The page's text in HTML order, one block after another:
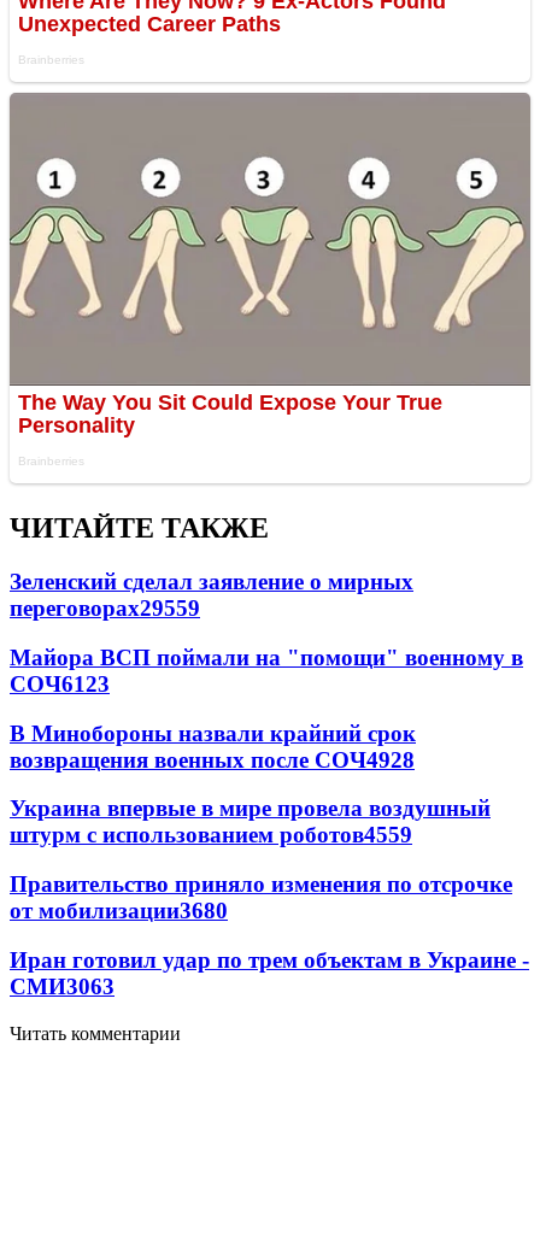
ЧИТАЙТЕ ТАКЖЕ
Зеленский сделал заявление о мирных
переговорах29559
Майора ВСП поймали на "помощи" военному в
СОЧ6123
В Минобороны назвали крайний срок
возвращения военных после СОЧ4928
Украина впервые в мире провела воздушный
штурм с использованием роботов4559
Правительство приняло изменения по отсрочке
от мобилизации3680
Иран готовил удар по трем объектам в Украине -
СМИ3063
Читать комментарии